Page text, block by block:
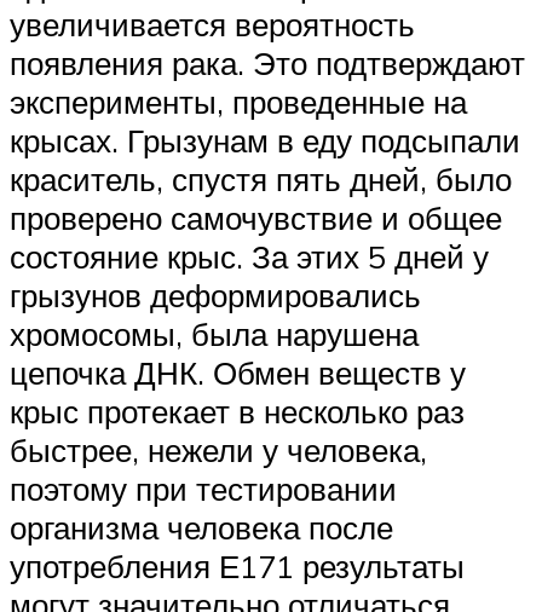
увеличивается вероятность
появления рака. Это подтверждают
эксперименты, проведенные на
крысах. Грызунам в еду подсыпали
краситель, спустя пять дней, было
проверено самочувствие и общее
состояние крыс. За этих 5 дней у
грызунов деформировались
хромосомы, была нарушена
цепочка ДНК. Обмен веществ у
крыс протекает в несколько раз
быстрее, нежели у человека,
поэтому при тестировании
организма человека после
употребления Е171 результаты